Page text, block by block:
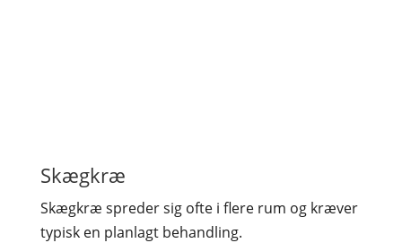
Skægkræ
Skægkræ spreder sig ofte i flere rum og kræver
typisk en planlagt behandling.